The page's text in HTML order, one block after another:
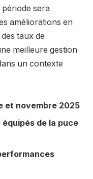
sera
améliorations en
taux de
meilleure gestion
un contexte
et novembre 2025
équipés de la puce